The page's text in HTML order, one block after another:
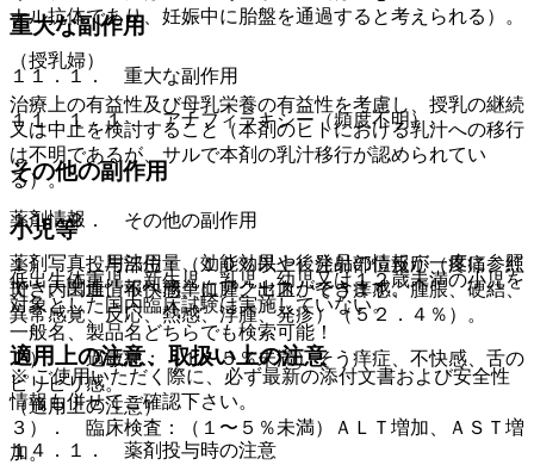
ナル抗体であり、妊娠中に胎盤を通過すると考えられる）。
（授乳婦）
治療上の有益性及び母乳栄養の有益性を考慮し、授乳の継続
又は中止を検討すること（本剤のヒトにおける乳汁への移行
は不明であるが、サルで本剤の乳汁移行が認められてい
る）。
小児等
低出生体重児、新生児、乳児、幼児又は１２歳未満の小児を
対象とした国内臨床試験は実施していない。
適用上の注意、取扱い上の注意
（適用上の注意）
１４．１． 薬剤投与時の注意
重大な副作用
１１．１． 重大な副作用
１１．１．１． アナフィラキシー（頻度不明）。
その他の副作用
１１．２． その他の副作用
１）． 投与部位：（１０％以上）注射部位反応（疼痛、紅
斑、内出血、不快感、血腫、出血、そう痒感、腫脹、硬結、
異常感覚、反応、熱感、浮腫、発疹）（５２．４％）。
２）． 過敏症：（１〜５％未満）そう痒症、不快感、舌の
ピリピリ感。
３）． 臨床検査：（１〜５％未満）ＡＬＴ増加、ＡＳＴ増
加。
薬剤情報
薬剤写真、用法用量、効能効果や後発品の情報が一度に参照
でき、関連情報へ簡単にアクセスができます。
一般名、製品名どちらでも検索可能！
※ ご使用いただく際に、必ず最新の添付文書および安全性
情報も併せてご確認下さい。